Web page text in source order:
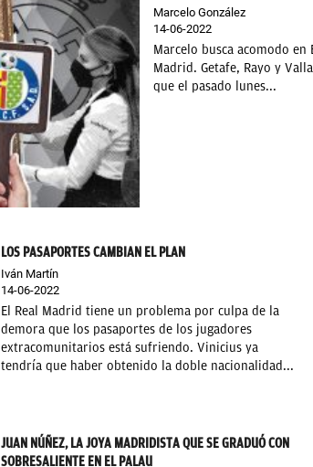
Marcelo González
14-06-2022
Marcelo busca acomodo
Madrid. Getafe, Rayo y
que el pasado lunes...
LOS PASAPORTES CAMBIAN EL PLAN
Iván Martín
14-06-2022
El Real Madrid tiene un problema por culpa de la
demora que los pasaportes de los jugadores
extracomunitarios está sufriendo. Vinicius ya
tendría que haber obtenido la doble nacionalidad...
JUAN NÚÑEZ, LA JOYA MADRIDISTA QUE SE GRADUÓ CON
SOBRESALIENTE EN EL PALAU